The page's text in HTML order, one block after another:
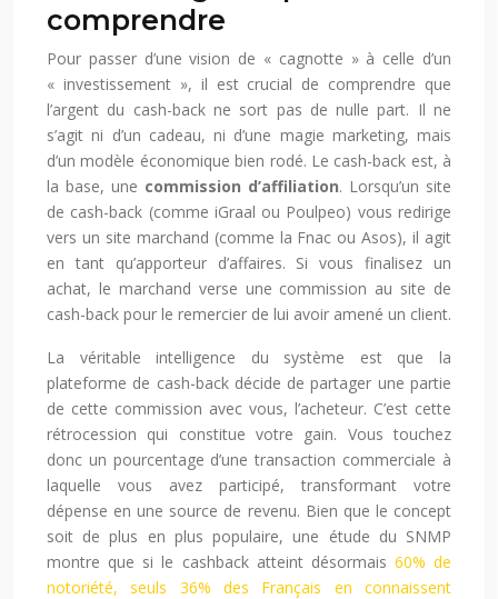
comprendre
Pour passer d’une vision de « cagnotte » à celle d’un
« investissement », il est crucial de comprendre que
l’argent du cash-back ne sort pas de nulle part. Il ne
s’agit ni d’un cadeau, ni d’une magie marketing, mais
d’un modèle économique bien rodé. Le cash-back est, à
la base, une commission d’affiliation. Lorsqu’un site
de cash-back (comme iGraal ou Poulpeo) vous redirige
vers un site marchand (comme la Fnac ou Asos), il agit
en tant qu’apporteur d’affaires. Si vous finalisez un
achat, le marchand verse une commission au site de
cash-back pour le remercier de lui avoir amené un client.
La véritable intelligence du système est que la
plateforme de cash-back décide de partager une partie
de cette commission avec vous, l’acheteur. C’est cette
rétrocession qui constitue votre gain. Vous touchez
donc un pourcentage d’une transaction commerciale à
laquelle vous avez participé, transformant votre
dépense en une source de revenu. Bien que le concept
soit de plus en plus populaire, une étude du SNMP
montre que si le cashback atteint désormais 60% de
notoriété, seuls 36% des Français en connaissent